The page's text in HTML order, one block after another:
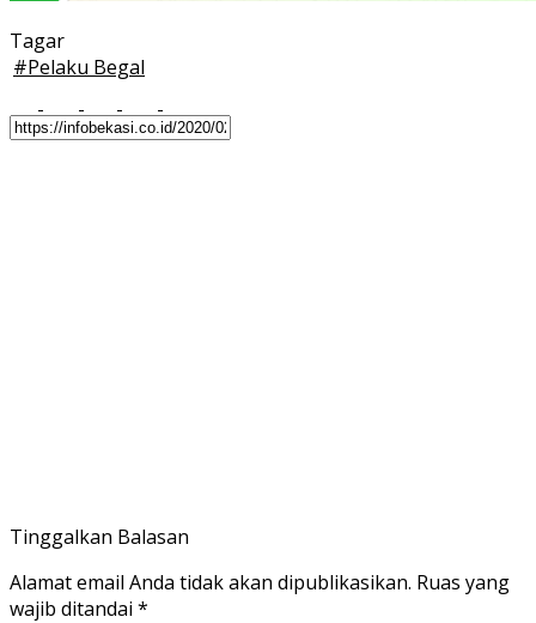
Tagar
#Pelaku Begal
Tinggalkan Balasan
Alamat email Anda tidak akan dipublikasikan. Ruas yang
wajib ditandai *